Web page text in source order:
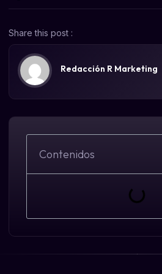
Share this post :
Redacción R Marketing
Contenidos